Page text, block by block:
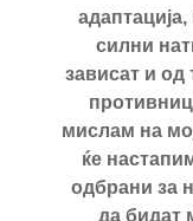
силни
зависат и од
мислам на
ќе
одбрани за
да бидат